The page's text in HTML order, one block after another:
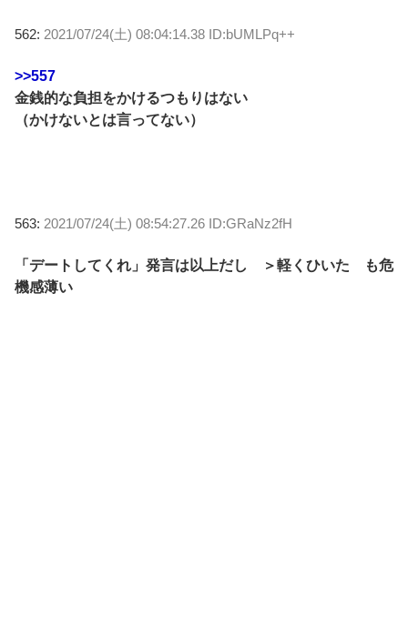
562: 2021/07/24(土) 08:04:14.38 ID:bUMLPq++
>>557
金銭的な負担をかけるつもりはない
（かけないとは言ってない）
563: 2021/07/24(土) 08:54:27.26 ID:GRaNz2fH
「デートしてくれ」発言は以上だし ＞軽くひいた も危
機感薄い